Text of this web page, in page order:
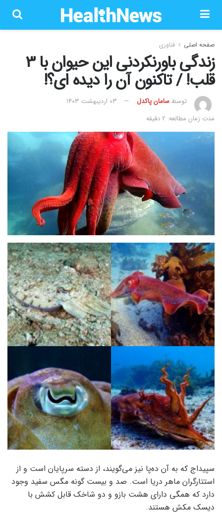
صفحه اصلی فناوری
زندگی باورنکردنی این حیوان با 3
قلب! / تاکنون آن را دیده ای؟!
توسطسامان پاکدل
۰۳ اردیبهشت ۱۴۰۳
مدت زمان مطالعه: 2 دقیقه
سپیداج که به آن ده‌پا نیز می‌گویند، از دسته سرپایان است و از
استتارگران ماهر دریا است. صد و بیست گونه مگس سفید وجود
دارد که همگی دارای هشت بازو و دو شاخک قابل کشش با
دیسک مکش هستند.